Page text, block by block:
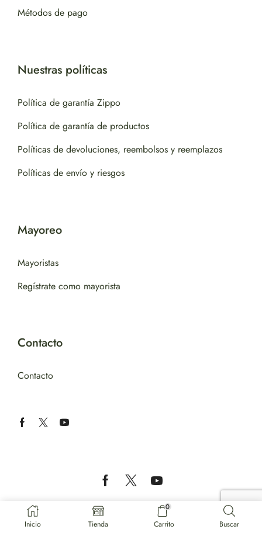
Métodos de pago
Nuestras políticas
Política de garantía Zippo
Política de garantía de productos
Políticas de devoluciones, reembolsos y reemplazos
Políticas de envío y riesgos
Mayoreo
Mayoristas
Regístrate como mayorista
Contacto
Contacto
Copyright © 2024 – TABASA IMPORT EXPORT LTD.
Inicio Tienda
0
Carrito Buscar